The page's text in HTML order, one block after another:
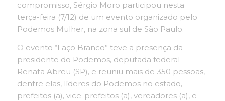
compromisso, Sérgio Moro participou nesta
terça-feira (7/12) de um evento organizado pelo
Podemos Mulher, na zona sul de São Paulo.
O evento “Laço Branco” teve a presença da
presidente do Podemos, deputada federal
Renata Abreu (SP), e reuniu mais de 350 pessoas,
dentre elas, líderes do Podemos no estado,
prefeitos (a), vice-prefeitos (a), vereadores (a), e